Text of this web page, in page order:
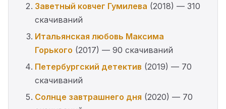
Заветный ковчег Гумилева (2018) — 310
скачиваний
Итальянская любовь Максима
Горького (2017) — 90 скачиваний
Петербургский детектив (2019) — 70
скачиваний
Солнце завтрашнего дня (2020) — 70